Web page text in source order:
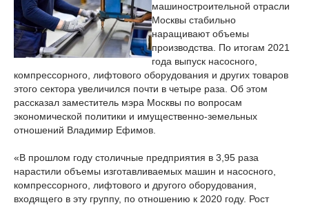
машиностроительной отрасли
Москвы стабильно
наращивают объемы
производства. По итогам 2021
года выпуск насосного,
компрессорного, лифтового оборудования и других товаров
этого сектора увеличился почти в четыре раза. Об этом
рассказал заместитель мэра Москвы по вопросам
экономической политики и имущественно-земельных
отношений Владимир Ефимов.
«В прошлом году столичные предприятия в 3,95 раза
нарастили объемы изготавливаемых машин и насосного,
компрессорного, лифтового и другого оборудования,
входящего в эту группу, по отношению к 2020 году. Рост